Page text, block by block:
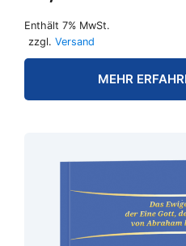
Enthält 7% MwSt.
zzgl. Versand
MEHR